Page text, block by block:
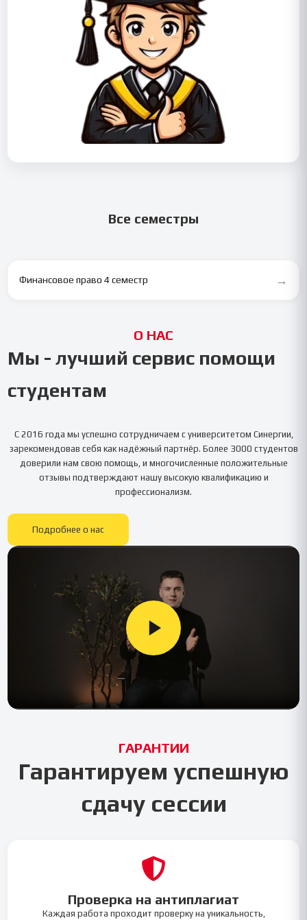
Все семестры
Финансовое право 4 семестр →
О НАС
Мы - лучший сервис помощи
студентам
С 2016 года мы успешно сотрудничаем с университетом Синергии
зарекомендовав себя как надёжный партнёр. Более 3000 студентов
доверили нам свою помощь, и многочисленные положительные
отзывы подтверждают нашу высокую квалификацию и
профессионализм.
Подробнее о нас
ГАРАНТИИ
Гарантируем успешную
сдачу сессии
Проверка на антиплагиат
Каждая работа проходит проверку на уникальность,